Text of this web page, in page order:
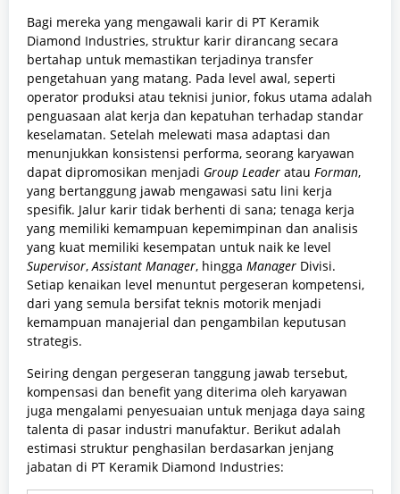
Bagi mereka yang mengawali karir di PT Keramik
Diamond Industries, struktur karir dirancang secara
bertahap untuk memastikan terjadinya transfer
pengetahuan yang matang. Pada level awal, seperti
operator produksi atau teknisi junior, fokus utama adalah
penguasaan alat kerja dan kepatuhan terhadap standar
keselamatan. Setelah melewati masa adaptasi dan
menunjukkan konsistensi performa, seorang karyawan
dapat dipromosikan menjadi Group Leader atau Forman,
yang bertanggung jawab mengawasi satu lini kerja
spesifik. Jalur karir tidak berhenti di sana; tenaga kerja
yang memiliki kemampuan kepemimpinan dan analisis
yang kuat memiliki kesempatan untuk naik ke level
Supervisor,Assistant Manager, hingga Manager Divisi.
Setiap kenaikan level menuntut pergeseran kompetensi,
dari yang semula bersifat teknis motorik menjadi
kemampuan manajerial dan pengambilan keputusan
strategis.
Seiring dengan pergeseran tanggung jawab tersebut,
kompensasi dan benefit yang diterima oleh karyawan
juga mengalami penyesuaian untuk menjaga daya saing
talenta di pasar industri manufaktur. Berikut adalah
estimasi struktur penghasilan berdasarkan jenjang
jabatan di PT Keramik Diamond Industries: